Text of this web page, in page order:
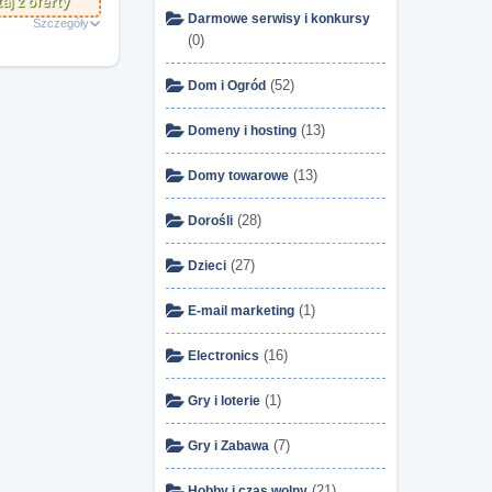
Szczegóły Darmowe serwisy i konkursy
(0)
Dom i Ogród (52)
Domeny i hosting (13)
Domy towarowe (13)
Dorośli (28)
Dzieci (27)
E-mail marketing (1)
Electronics (16)
Gry i loterie (1)
Gry i Zabawa (7)